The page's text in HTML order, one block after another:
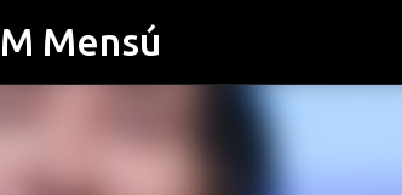
Mensú